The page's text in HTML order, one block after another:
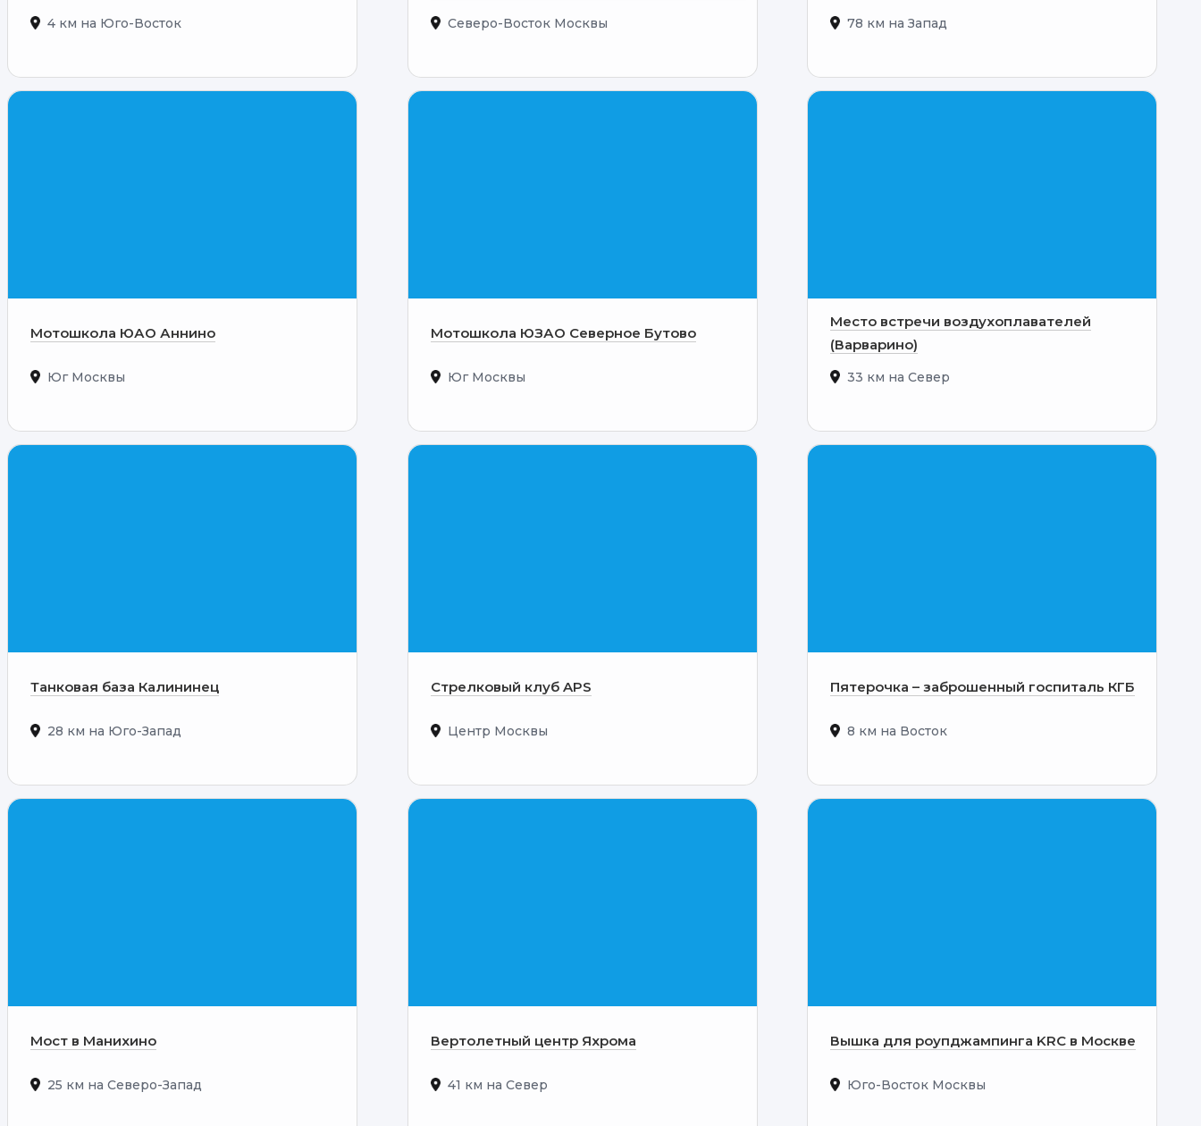
4 км на Юго-Восток Северо-Восток Москвы 78 км на Запад
Мотошкола ЮАО Аннино
Юг Москвы
Мотошкола ЮЗАО Северное Бутово
Юг Москвы
Место встречи воздухоплавателей
(Варварино)
33 км на Север
Танковая база Калининец
28 км на Юго-Запад
Стрелковый клуб APS
Центр Москвы
Пятерочка – заброшенный госпиталь КГБ
8 км на Восток
Мост в Манихино
25 км на Северо-Запад
Вертолетный центр Яхрома
41 км на Север
Вышка для роупджампинга KRC в Москве
Юго-Восток Москвы